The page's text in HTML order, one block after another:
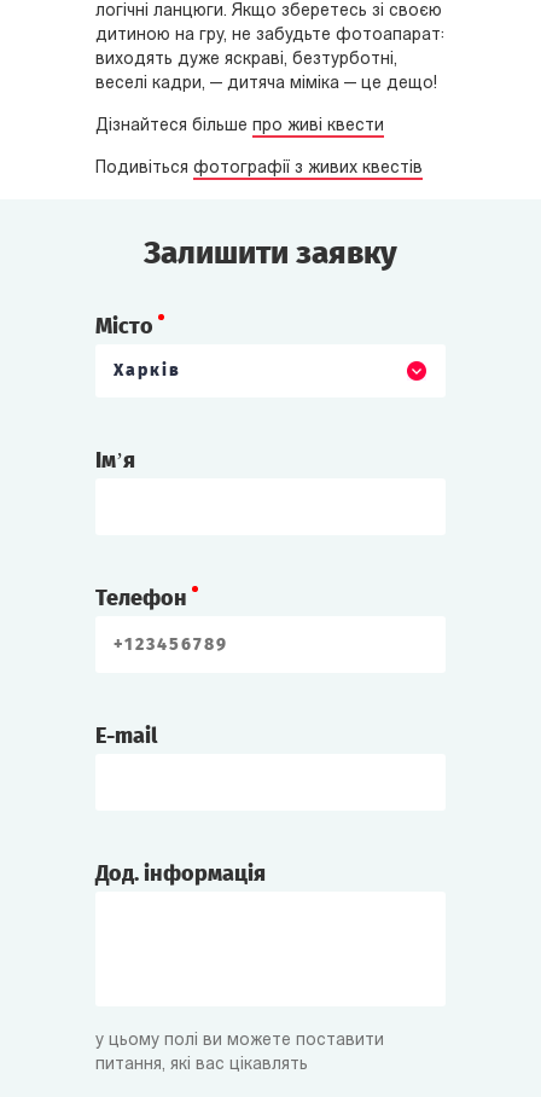
логічні ланцюги. Якщо зберетесь зі своєю
дитиною на гру, не забудьте фотоапарат:
виходять дуже яскраві, безтурботні,
веселі кадри, — дитяча міміка — це дещо!
Дізнайтеся більше про живі квести
Подивіться фотографії з живих квестів
Залишити заявку
Місто
Харків
Ім’я
Телефон
E-mail
Дод. інформація
у цьому полі ви можете поставити
питання, які вас цікавлять